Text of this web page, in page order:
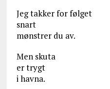
Jeg takker for følget
snart
mønstrer du av.
Men skuta
er trygt
i havna.